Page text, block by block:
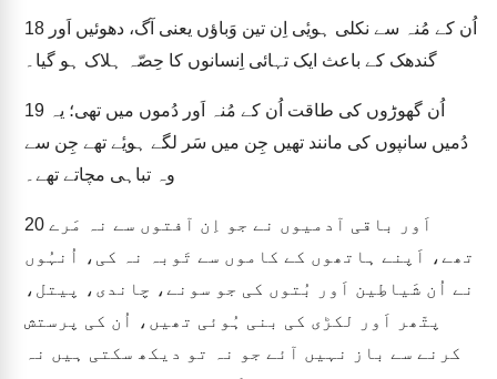
18
گندھک کے باعث ایک تہائی اِنسانوں کا حِصّہ ہلاک ہو گیا۔
19
دُمیں سانپوں کی مانند تھیں جِن میں سَر لگے ہویٔے تھے جِن سے
وہ تباہی مچاتے تھے۔
20
تھے، اَپنے ہاتھوں کے کاموں سے تَوبہ نہ کی، اُنہُوں
نے اُن شَیاطِین اَور بُتوں کی جو سونے، چاندی، پیتل،
پتّھر اَور لکڑی کی بنی ہُوئی تھیں، اُن کی پرستش
کرنے سے باز نہیں آئے جو نہ تو دیکھ سکتی ہیں نہ